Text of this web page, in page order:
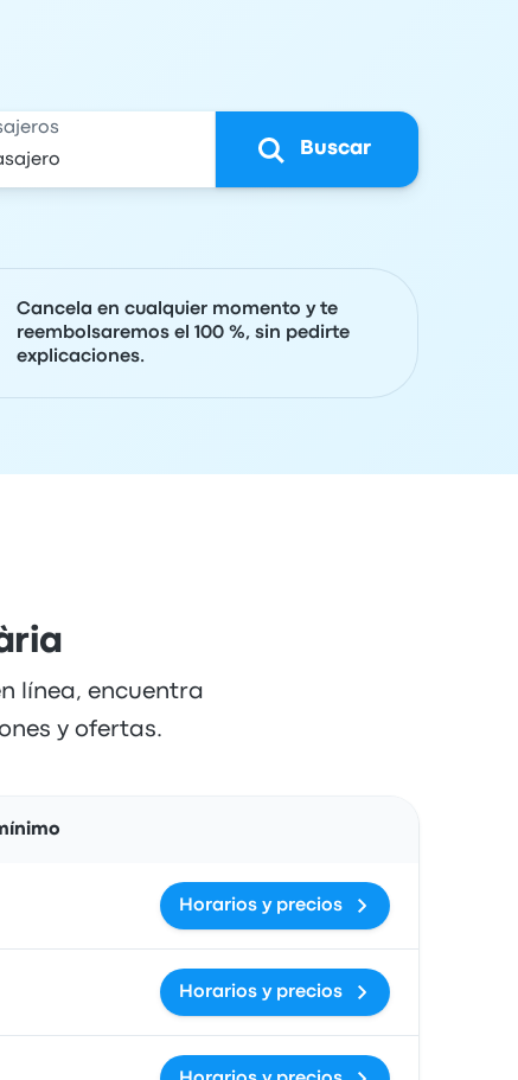
Buscar
Cancela en cualquier momento y te
reembolsaremos el 100 %, sin pedirte
explicaciones.
línea, encuentra
y ofertas.
Horarios y precios
Horarios y precios